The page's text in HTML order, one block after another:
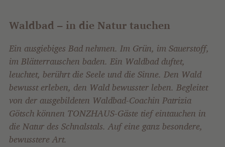
Waldbad – in die Natur tauchen
Ein ausgiebiges Bad nehmen. Im Grün, im Sauerstoff,
im Blätterrauschen baden. Ein Waldbad duftet,
leuchtet, berührt die Seele und die Sinne. Den Wald
bewusst erleben, den Wald bewusster leben. Begleitet
von der ausgebildeten Waldbad-Coachin Patrizia
Götsch können TONZHAUS-Gäste tief eintauchen in
die Natur des Schnalstals. Auf eine ganz besondere,
bewusstere Art.